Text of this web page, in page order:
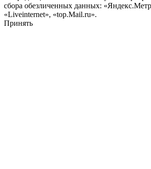
сбора обезличенных данных:
«Liveinternet», «top.Mail.ru».
Принять